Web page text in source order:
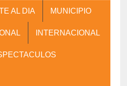
AL DIA MUNICIPIO
INTERNACIONAL